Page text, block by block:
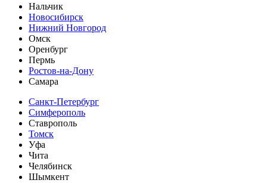
Нальчик
Новосибирск
Нижний Новгород
Омск
Оренбург
Пермь
Ростов-на-Дону
Самара
Санкт-Петербург
Симферополь
Ставрополь
Томск
Уфа
Чита
Челябинск
Шымкент